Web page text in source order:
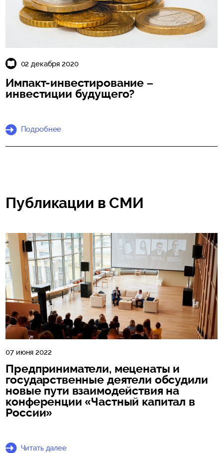
02 декабря 2020
Импакт-инвестирование –
инвестиции будущего?
Подробнее
Публикации в СМИ
07 июня 2022
Предприниматели, меценаты и
государственные деятели обсудили
новые пути взаимодействия на
конференции «Частный капитал в
России»
Читать далее